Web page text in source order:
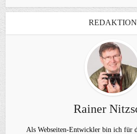
REDAKTION
Rainer
Als Webseiten-Entwickler bin ich für